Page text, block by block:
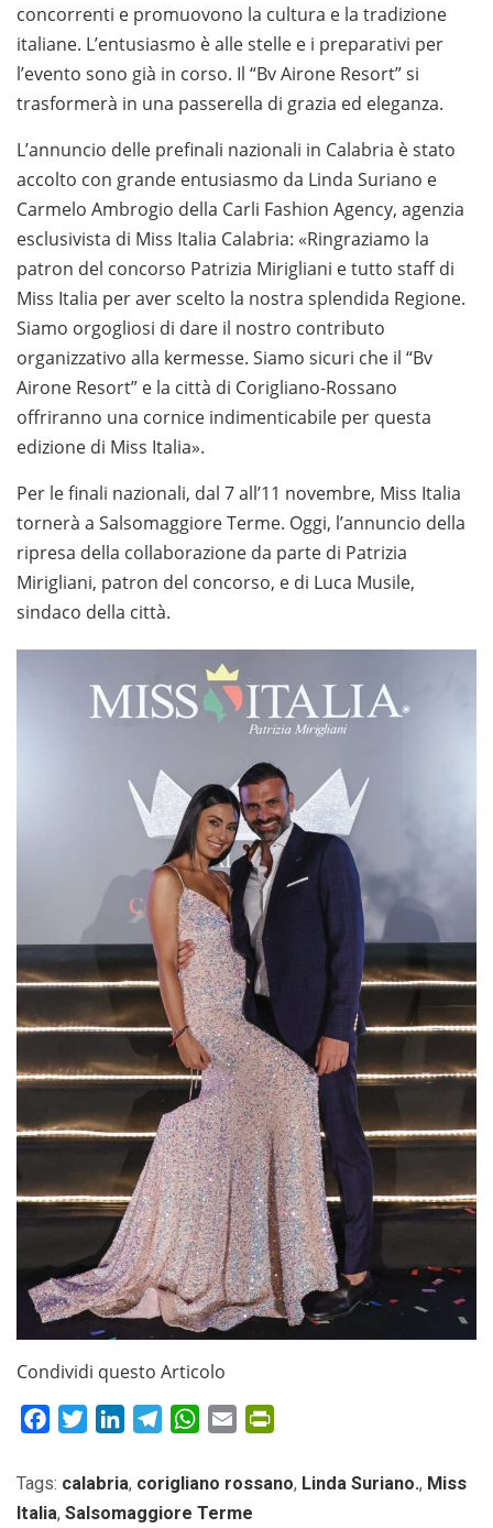
concorrenti e promuovono la cultura e la tradizione
italiane. L’entusiasmo è alle stelle e i preparativi per
l’evento sono già in corso. Il “Bv Airone Resort” si
trasformerà in una passerella di grazia ed eleganza.
L’annuncio delle prefinali nazionali in Calabria è stato
accolto con grande entusiasmo da Linda Suriano e
Carmelo Ambrogio della Carli Fashion Agency, agenzia
esclusivista di Miss Italia Calabria: «Ringraziamo la
patron del concorso Patrizia Mirigliani e tutto staff di
Miss Italia per aver scelto la nostra splendida Regione.
Siamo orgogliosi di dare il nostro contributo
organizzativo alla kermesse. Siamo sicuri che il “Bv
Airone Resort” e la città di Corigliano-Rossano
offriranno una cornice indimenticabile per questa
edizione di Miss Italia».
Per le finali nazionali, dal 7 all’11 novembre, Miss Italia
tornerà a Salsomaggiore Terme. Oggi, l’annuncio della
ripresa della collaborazione da parte di Patrizia
Mirigliani, patron del concorso, e di Luca Musile,
sindaco della città.
Condividi questo Articolo
FacebookTwitterLinkedInTelegramWhatsApp
Email
Tags: calabria, corigliano rossano, Linda Suriano., Miss
Italia, Salsomaggiore Terme